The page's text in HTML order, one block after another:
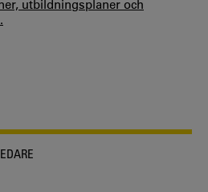
utbildningsplaner och